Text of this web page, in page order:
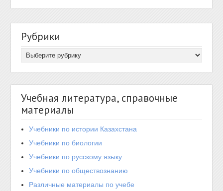
Рубрики
Учебная литература, справочные
материалы
Учебники по истории Казахстана
Учебники по биологии
Учебники по русскому языку
Учебники по обществознанию
Различные материалы по учебе